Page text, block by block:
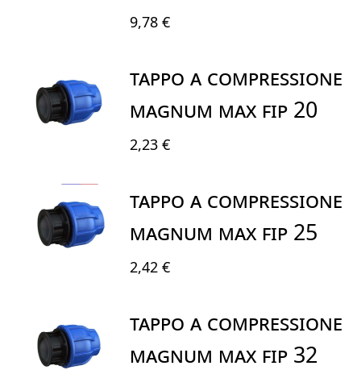
9,78 €
TAPPO A COMPRESSIONE
MAGNUM MAX FIP 20
2,23 €
TAPPO A COMPRESSIONE
MAGNUM MAX FIP 25
2,42 €
TAPPO A COMPRESSIONE
MAGNUM MAX FIP 32